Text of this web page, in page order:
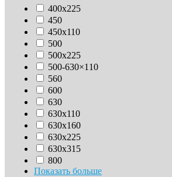
400х225
450
450х110
500
500х225
500-630×110
560
600
630
630х110
630x160
630х225
630х315
800
Показать больше